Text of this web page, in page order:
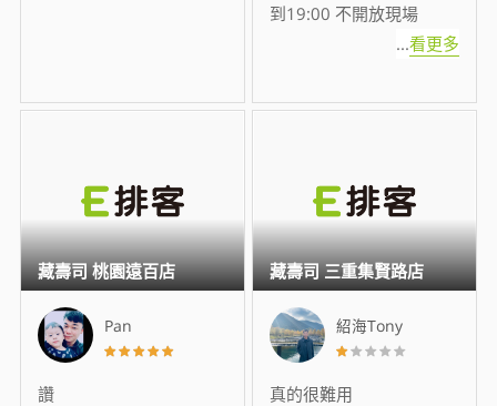
到19:00 不開放現場
...看更多
Pan
讚
藏壽司 桃園遠百店
紹海Tony
真的很難用
藏壽司 三重集賢路店